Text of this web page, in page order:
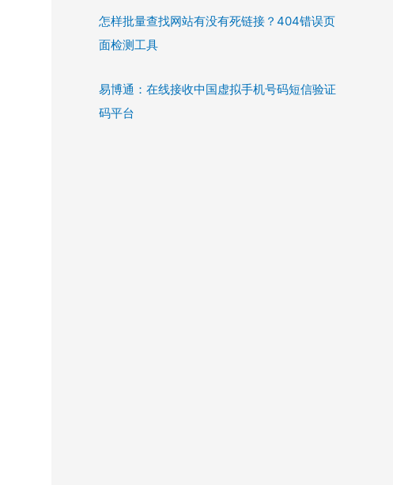
怎样批量查找网站有没有死链接？404错误页
面检测工具
易博通：在线接收中国虚拟手机号码短信验证
码平台